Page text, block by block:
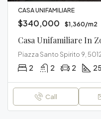
CASA UNIFAMILIARE
$340,000 $1,360/m2
Casa Unifamiliare In
Piazza Santo Spirito 9,
2 2 2
Call